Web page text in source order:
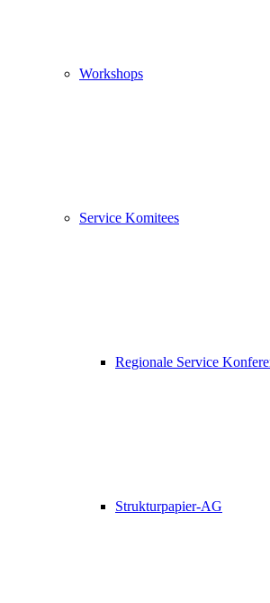
Workshops
Service Komitees
Regionale Service
Strukturpapier-AG